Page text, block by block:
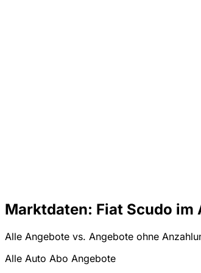
Marktdaten: Fiat Scudo im
Alle Angebote vs. Angebote ohne
Alle Auto Abo Angebote